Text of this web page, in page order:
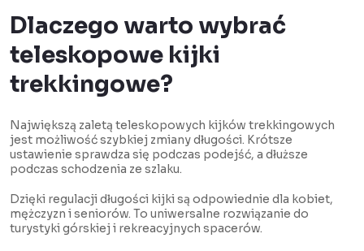
o
n
t
r
l
k
i
l
i
s
Dlaczego warto wybrać
teleskopowe kijki
trekkingowe?
Największą zaletą teleskopowych kijków trekkingowych
jest możliwość szybkiej zmiany długości. Krótsze
ustawienie sprawdza się podczas podejść, a dłuższe
podczas schodzenia ze szlaku.
Dzięki regulacji długości kijki są odpowiednie dla kobiet,
mężczyzn i seniorów. To uniwersalne rozwiązanie do
turystyki górskiej i rekreacyjnych spacerów.